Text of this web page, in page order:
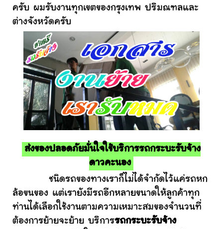
ครับ ผมรับงานทุกเขตของกรุงเทพ ปริมณฑลและ
ต่างจังหวัดครับ
ส่งของปลอดภัยมั่นใจใช้บริการรถกระบะรับจ้าง
ดาวคะนอง
ชนิดรถของทางเราก็ไม่ได้จำกัดไว้แค่รถหก
ล้อขนของ แต่เรายังมีรถอีกหลายขนาดให้ลูกค้าทุก
ท่านได้เลือกใช้งานตามความเหมาะสมของจำนวนที่
ต้องการย้ายจะย้าย บริการรถกระบะรับจ้าง